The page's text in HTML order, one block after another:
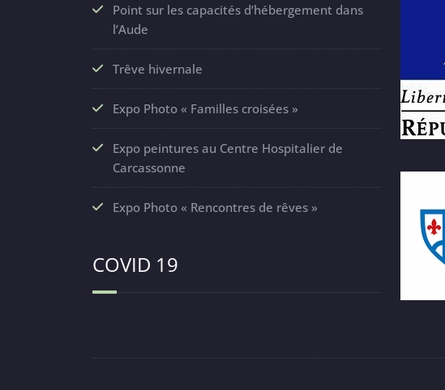
Point sur les capacités d’hébergement dans
l’Aude
Trêve hivernale
Expo Photo « Familles croisées »
Expo peintures au Centre Hospitalier de
Carcassonne
Expo Photo « Rencontres de rêves »
COVID 19